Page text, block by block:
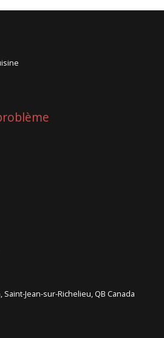
Jean-sur-Richelieu, QB Canada